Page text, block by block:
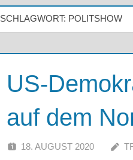
SCHLAGWORT: POLITSHOW
US-
auf dem
18. AUGUST 2020